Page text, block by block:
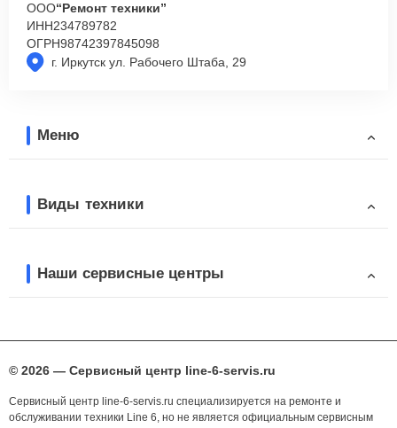
г. Иркутск ул. Рабочего Штаба, 29
ООО“Ремонт техники”
ИНН234789782
ОГРН98742397845098
Меню
Виды техники
Наши сервисные центры
© 2026 — Сервисный центр line-6-servis.ru
Сервисный центр line-6-servis.ru специализируется на ремонте и
обслуживании техники Line 6, но не является официальным сервисным